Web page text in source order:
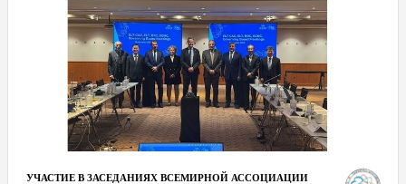
УЧАСТИЕ В ЗАСЕДАНИЯХ ВСЕМИРНОЙ АССОЦИАЦИИ